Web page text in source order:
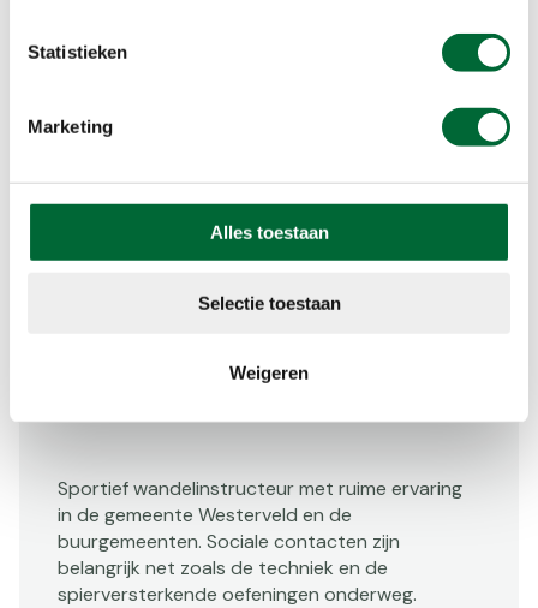
Statistieken
Marketing
Alles toestaan
Selectie toestaan
Weigeren
Benodigdheden
norbert-baas@hotmail.com
Sportief wandelinstructeur met ruime ervaring
in de gemeente Westerveld en de
buurgemeenten. Sociale contacten zijn
belangrijk net zoals de techniek en de
spierversterkende oefeningen onderweg.